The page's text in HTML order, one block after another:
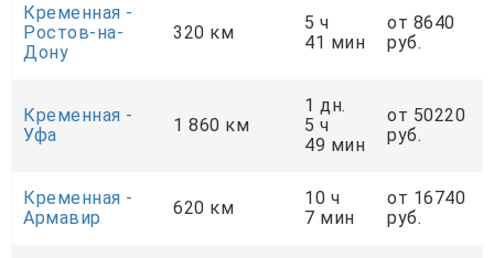
Кременная -
Ростов-на-
Дону
320 км
5 ч
41 мин
от 8640
руб.
Кременная -
Уфа
1 860 км
1 дн.
5 ч
49 мин
от 50220
руб.
Кременная -
Армавир
620 км
10 ч
7 мин
от 16740
руб.